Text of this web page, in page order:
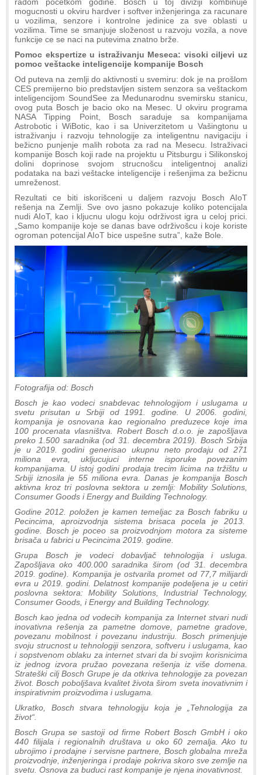
mogucnosti u okviru hardver i softver inženjeringa za racunare
u vozilima, senzore i kontrolne jedinice za sve oblasti u
vozilima. Time se smanjuje složenost u razvoju vozila, a nove
funkcije ce se naci na putevima znatno brže.
Pomoc ekspertize u istraživanju Meseca: visoki ciljevi uz
pomoc veštacke inteligencije kompanije Bosch
Od puteva na zemlji do aktivnosti u svemiru: dok je na prošlom
CES premijerno bio predstavljen sistem senzora sa veštackom
inteligencijom SoundSee za Medunarodnu svemirsku stanicu,
ovog puta Bosch je bacio oko na Mesec. U okviru programa
NASA Tipping Point, Bosch saraduje sa kompanijama
Astrobotic i WiBotic, kao i sa Univerzitetom u Vašingtonu u
istraživanju i razvoju tehnologije za inteligentnu navigaciju i
bežicno punjenje malih robota za rad na Mesecu. Istraživaci
kompanije Bosch koji rade na projektu u Pitsburgu i Silikonskoj
dolini doprinose svojom strucnošcu inteligentnoj analizi
podataka na bazi veštacke inteligencije i rešenjima za bežicnu
umreženost.
Rezultati ce biti iskorišceni u daljem razvoju Bosch AIoT
rešenja na Zemlji. Sve ovo jasno pokazuje koliko potencijala
nudi AIoT, kao i kljucnu ulogu koju održivost igra u celoj prici.
„Samo kompanije koje se danas bave održivošcu i koje koriste
ogroman potencijal AIoT bice uspešne sutra”, kaže Bole.
Fotografija od: Bosch
Bosch je kao vodeci snabdevac tehnologijom i uslugama u
svetu prisutan u Srbiji od 1991. godine. U 2006. godini,
kompanija je osnovana kao regionalno preduzece koje ima
100 procenata vlasništva. Robert Bosch d.o.o. je zapošljava
preko 1.500 saradnika (od 31. decembra 2019). Bosch Srbija
je u 2019. godini generisao ukupnu neto prodaju od 271
miliona evra, ukljucujuci interne isporuke povezanim
kompanijama. U istoj godini prodaja trecim licima na tržištu u
Srbiji iznosila je 55 miliona evra. Danas je kompanija Bosch
aktivna kroz tri poslovna sektora u zemlji: Mobility Solutions,
Consumer Goods i Energy and Building Technology.
Godine 2012. položen je kamen temeljac za Bosch fabriku u
Pecincima, aproizvodnja sistema brisaca pocela je 2013.
godine. Bosch je poceo sa proizvodnjom motora za sisteme
brisača u fabrici u Pecincima 2019. godine.
Grupa Bosch je vodeci dobavljač tehnologija i usluga.
Zapošljava oko 400.000 saradnika širom (od 31. decembra
2019. godine). Kompanija je ostvarila promet od 77,7 milijardi
evra u 2019. godini. Delatnost kompanije podeljena je u cetiri
poslovna sektora: Mobility Solutions, Industrial Technology,
Consumer Goods, i Energy and Building Technology.
Bosch kao jedna od vodecih kompanija za Internet stvari nudi
inovativna rešenja za pametne domove, pametne gradove,
povezanu mobilnost i povezanu industriju. Bosch primenjuje
svoju strucnost u tehnologiji senzora, softveru i uslugama, kao
i sopstvenom oblaku za internet stvari da bi svojim korisnicima
iz jednog izvora pružao povezana rešenja iz više domena.
Strateški cilj Bosch Grupe je da otkriva tehnologije za povezan
život. Bosch poboljšava kvalitet života širom sveta inovativnim i
inspirativnim proizvodima i uslugama.
Ukratko, Bosch stvara tehnologiju koja je „Tehnologija za
život“.
Bosch Grupa se sastoji od firme Robert Bosch GmbH i oko
440 filijala i regionalnih društava u oko 60 zemalja. Ako tu
ubrojimo i prodajne i servisne partnere, Bosch globalna mreža
proizvodnje, inženjeringa i prodaje pokriva skoro sve zemlje na
svetu. Osnova za buduci rast kompanije je njena inovativnost.